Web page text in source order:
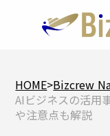
HOME>Bizcrew
AIビジネスの活用
や注意点も解説